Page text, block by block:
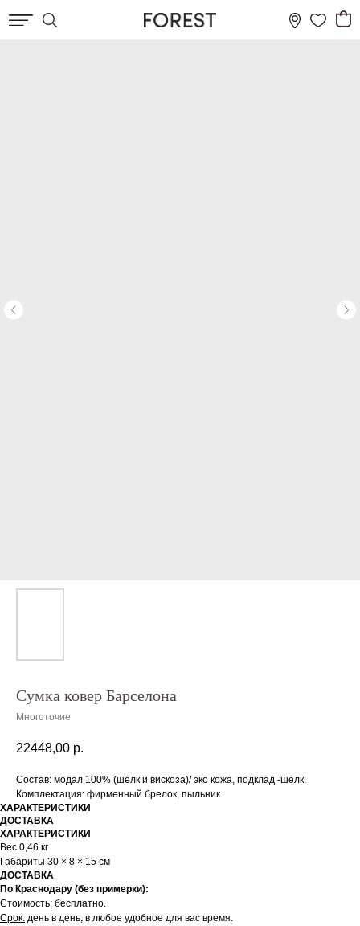
Сумка ковер Барселона
Многоточие
22448,00 р.
Состав: модал 100% (шелк и вискоза)/ эко кожа, подклад -шелк.
Комплектация: фирменный брелок, пыльник
ХАРАКТЕРИСТИКИ
ДОСТАВКА
ХАРАКТЕРИСТИКИ
Вес 0,46 кг
Габариты 30 × 8 × 15 см
ДОСТАВКА
По Краснодару (без примерки):
Стоимость: бесплатно.
Срок: день в день, в любое удобное для вас время.